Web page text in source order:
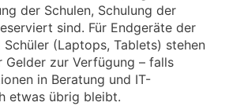
der Schulen, Schulung der
sind. Für Endgeräte der
Schüler (Laptops, Tablets) stehen
Gelder zur Verfügung – falls
in Beratung und IT-
etwas übrig bleibt.